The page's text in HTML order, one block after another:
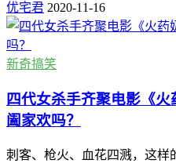
优宅君 2020-11-16
新奇搞笑
四代女杀手齐聚电影《
阖家欢吗？
刺客、枪火、血花四溅，这样